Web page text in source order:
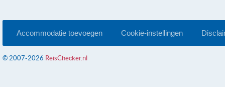
Accommodatie toevoegen Cookie-instellingen
© 2007-2026 ReisChecker.nl